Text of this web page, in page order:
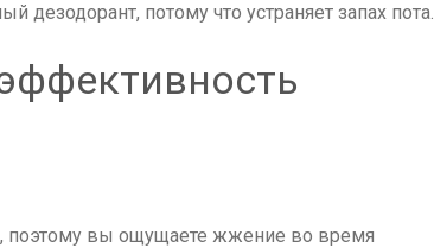
дезодорант, потому что устраняет запах пота.
вы ощущаете жжение во время